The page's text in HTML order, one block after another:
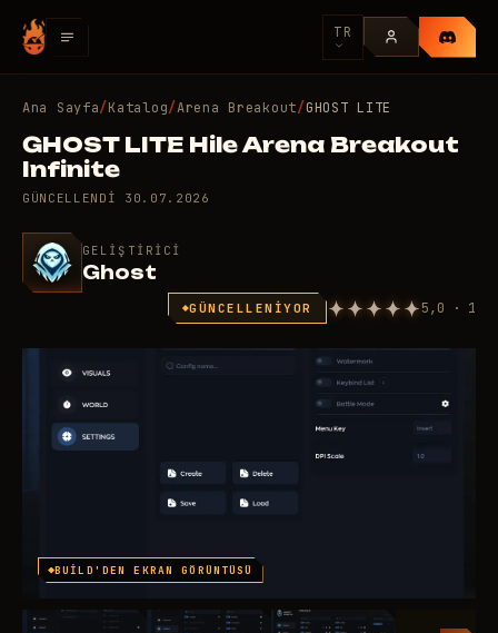
TR
Ana Sayfa/Katalog/Arena Breakout/GHOST LITE
GHOST LITE Hile Arena Breakout
Infinite
GÜNCELLENDI 30.07.2026
GELIŞTIRICI
Ghost
GÜNCELLENIYOR 5,0 · 1
BUILD'DEN EKRAN GÖRÜNTÜSÜ